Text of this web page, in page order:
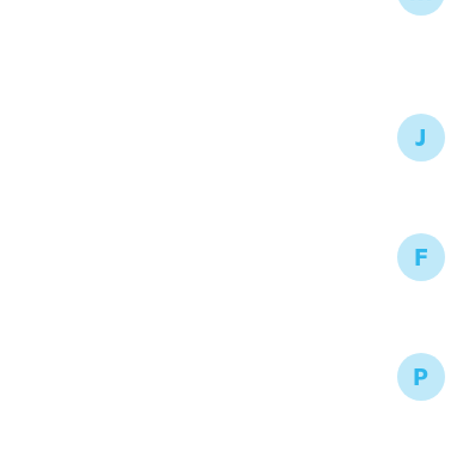
J
F
P